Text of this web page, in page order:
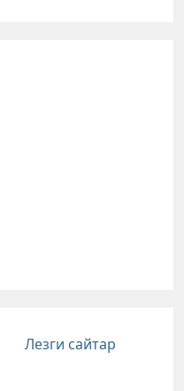
Лезги сайтар